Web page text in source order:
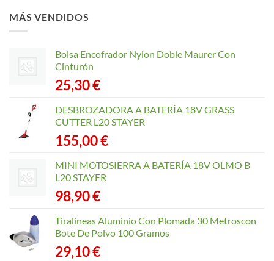
MÁS VENDIDOS
Bolsa Encofrador Nylon Doble Maurer Con
Cinturón
25,30€
DESBROZADORA A BATERÍA 18V GRASS
CUTTER L20 STAYER
155,00€
MINI MOTOSIERRA A BATERÍA 18V OLMO B
L20 STAYER
98,90€
Tiralineas Aluminio Con Plomada 30 Metroscon
Bote De Polvo 100 Gramos
29,10€